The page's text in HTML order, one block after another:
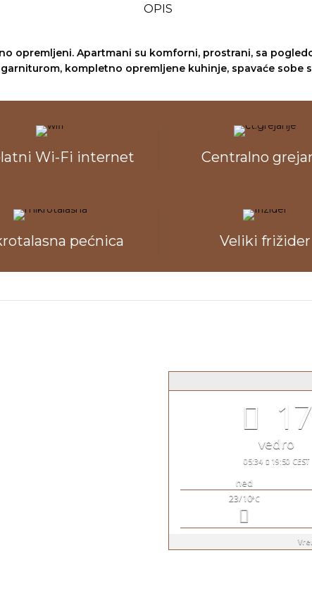
OPIS
opremljeni. Apartmani su komforni, prostrani, sa
kompletno opremljene kuhinje, spavaće sobe
Wi-Fi internet Centralno
pećnica Veliki frižider
vedro
05:34 19:50 CEST
ned
23/10°C